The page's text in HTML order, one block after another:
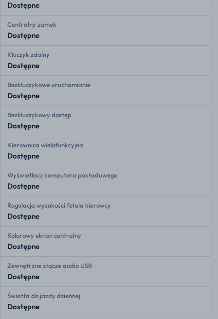
Dostępne
Centralny zamek
Dostępne
Kluczyk zdalny
Dostępne
Bezkluczykowe uruchamianie
Dostępne
Bezkluczykowy dostęp
Dostępne
Kierownica wielofunkcyjna
Dostępne
Wyświetlacz komputera pokładowego
Dostępne
Regulacja wysokości fotela kierowcy
Dostępne
Kolorowy ekran centralny
Dostępne
Zewnętrzne złącze audio USB
Dostępne
Światła do jazdy dziennej
Dostępne